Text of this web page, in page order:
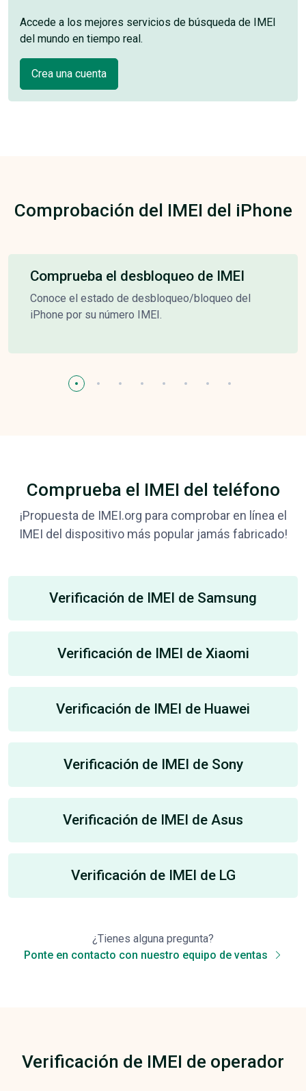
Accede a los mejores servicios de búsqueda de IMEI
del mundo en tiempo real.
Crea una cuenta
Comprobación del IMEI del iPhone
Comprueba el desbloqueo de IMEI
Conoce el estado de desbloqueo/bloqueo del
iPhone por su número IMEI.
Comprueba el IMEI del teléfono
¡Propuesta de IMEI.org para comprobar en línea el
IMEI del dispositivo más popular jamás fabricado!
Verificación de IMEI de Samsung
Verificación de IMEI de Xiaomi
Verificación de IMEI de Huawei
Verificación de IMEI de Sony
Verificación de IMEI de Asus
Verificación de IMEI de LG
¿Tienes alguna pregunta?
Ponte en contacto con nuestro equipo de ventas
Verificación de IMEI de operador